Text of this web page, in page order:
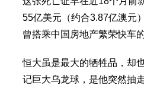
55亿美元（约合3.87亿澳元
曾搭乘中国房地产繁荣快车
恒大虽是最大的牺牲品，却
记巨大乌龙球，是他突然抽